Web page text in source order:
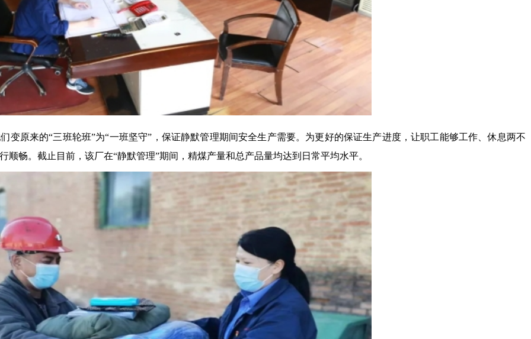
变原来的“三班轮班”为“一班坚守”，保证静默管理期间安全生产需要。为更好的保证生产进度，让职工能够工作、休息两不
畅。截止目前，该厂在“静默管理”期间，精煤产量和总产品量均达到日常平均水平。